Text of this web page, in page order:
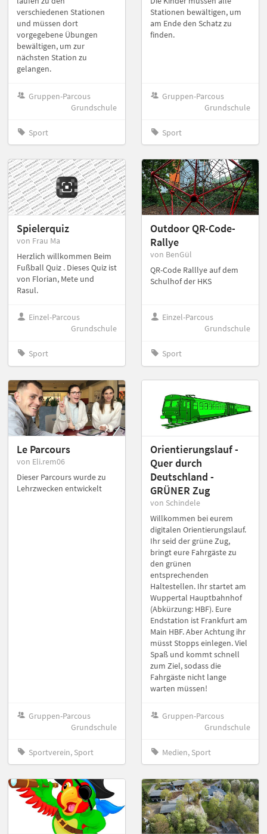
verschiedenen Stationen
und müssen dort
vorgegebene Übungen
bewältigen, um zur
nächsten Station zu
gelangen.
Gruppen-Parcous
Grundschule
Sport
Stationen bewältigen, um
am Ende den Schatz zu
finden.
Gruppen-Parcous
Grundschule
Sport
Spielerquiz
von Frau Ma
Herzlich willkommen Beim
Fußball Quiz . Dieses Quiz ist
von Florian, Mete und
Rasul.
Einzel-Parcous
Grundschule
Sport
Outdoor QR-Code-
Rallye
von BenGül
QR-Code Ralllye auf dem
Schulhof der HKS
Einzel-Parcous
Grundschule
Sport
Le Parcours
von Eli.rem06
Dieser Parcours wurde zu
Lehrzwecken entwickelt
Gruppen-Parcous
Grundschule
Sportverein, Sport
Orientierungslauf -
Quer durch
Deutschland -
GRÜNER Zug
von Schindele
Willkommen bei eurem
digitalen Orientierungslauf.
Ihr seid der grüne Zug,
bringt eure Fahrgäste zu
den grünen
entsprechenden
Haltestellen. Ihr startet am
Wuppertal Hauptbahnhof
(Abkürzung: HBF). Eure
Endstation ist Frankfurt am
Main HBF. Aber Achtung ihr
müsst Stopps einlegen. Viel
Spaß und kommt schnell
zum Ziel, sodass die
Fahrgäste nicht lange
warten müssen!
Gruppen-Parcous
Grundschule
Medien, Sport